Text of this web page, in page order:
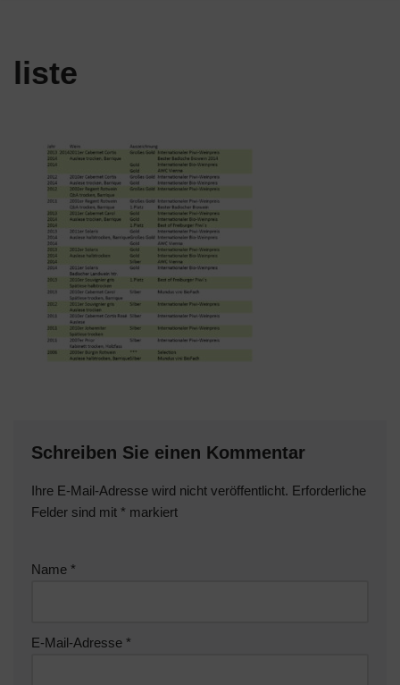
liste
Schreiben Sie einen Kommentar
Ihre E-Mail-Adresse wird nicht veröffentlicht. Erforderliche
Felder sind mit * markiert
Name *
E-Mail-Adresse *